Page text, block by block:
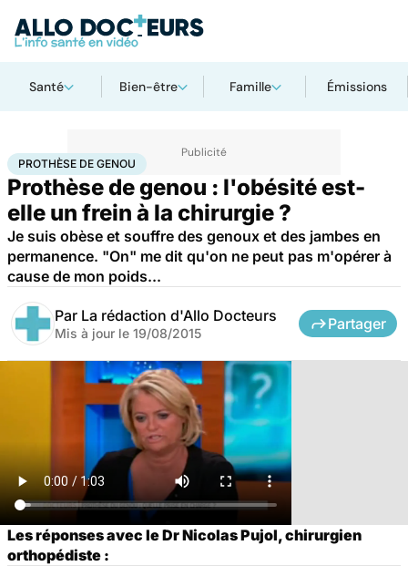
Santé Bien-être Famille Émissions
AccueilSantéMaladiesProthèse de genou
PROTHÈSE DE GENOU
Prothèse de genou : l'obésité est-
elle un frein à la chirurgie ?
Je suis obèse et souffre des genoux et des jambes en
permanence. "On" me dit qu'on ne peut pas m'opérer à
cause de mon poids...
Par La rédaction d'Allo Docteurs
Mis à jour le 19/08/2015
Partager
Les réponses avec le Dr Nicolas Pujol, chirurgien
orthopédiste :